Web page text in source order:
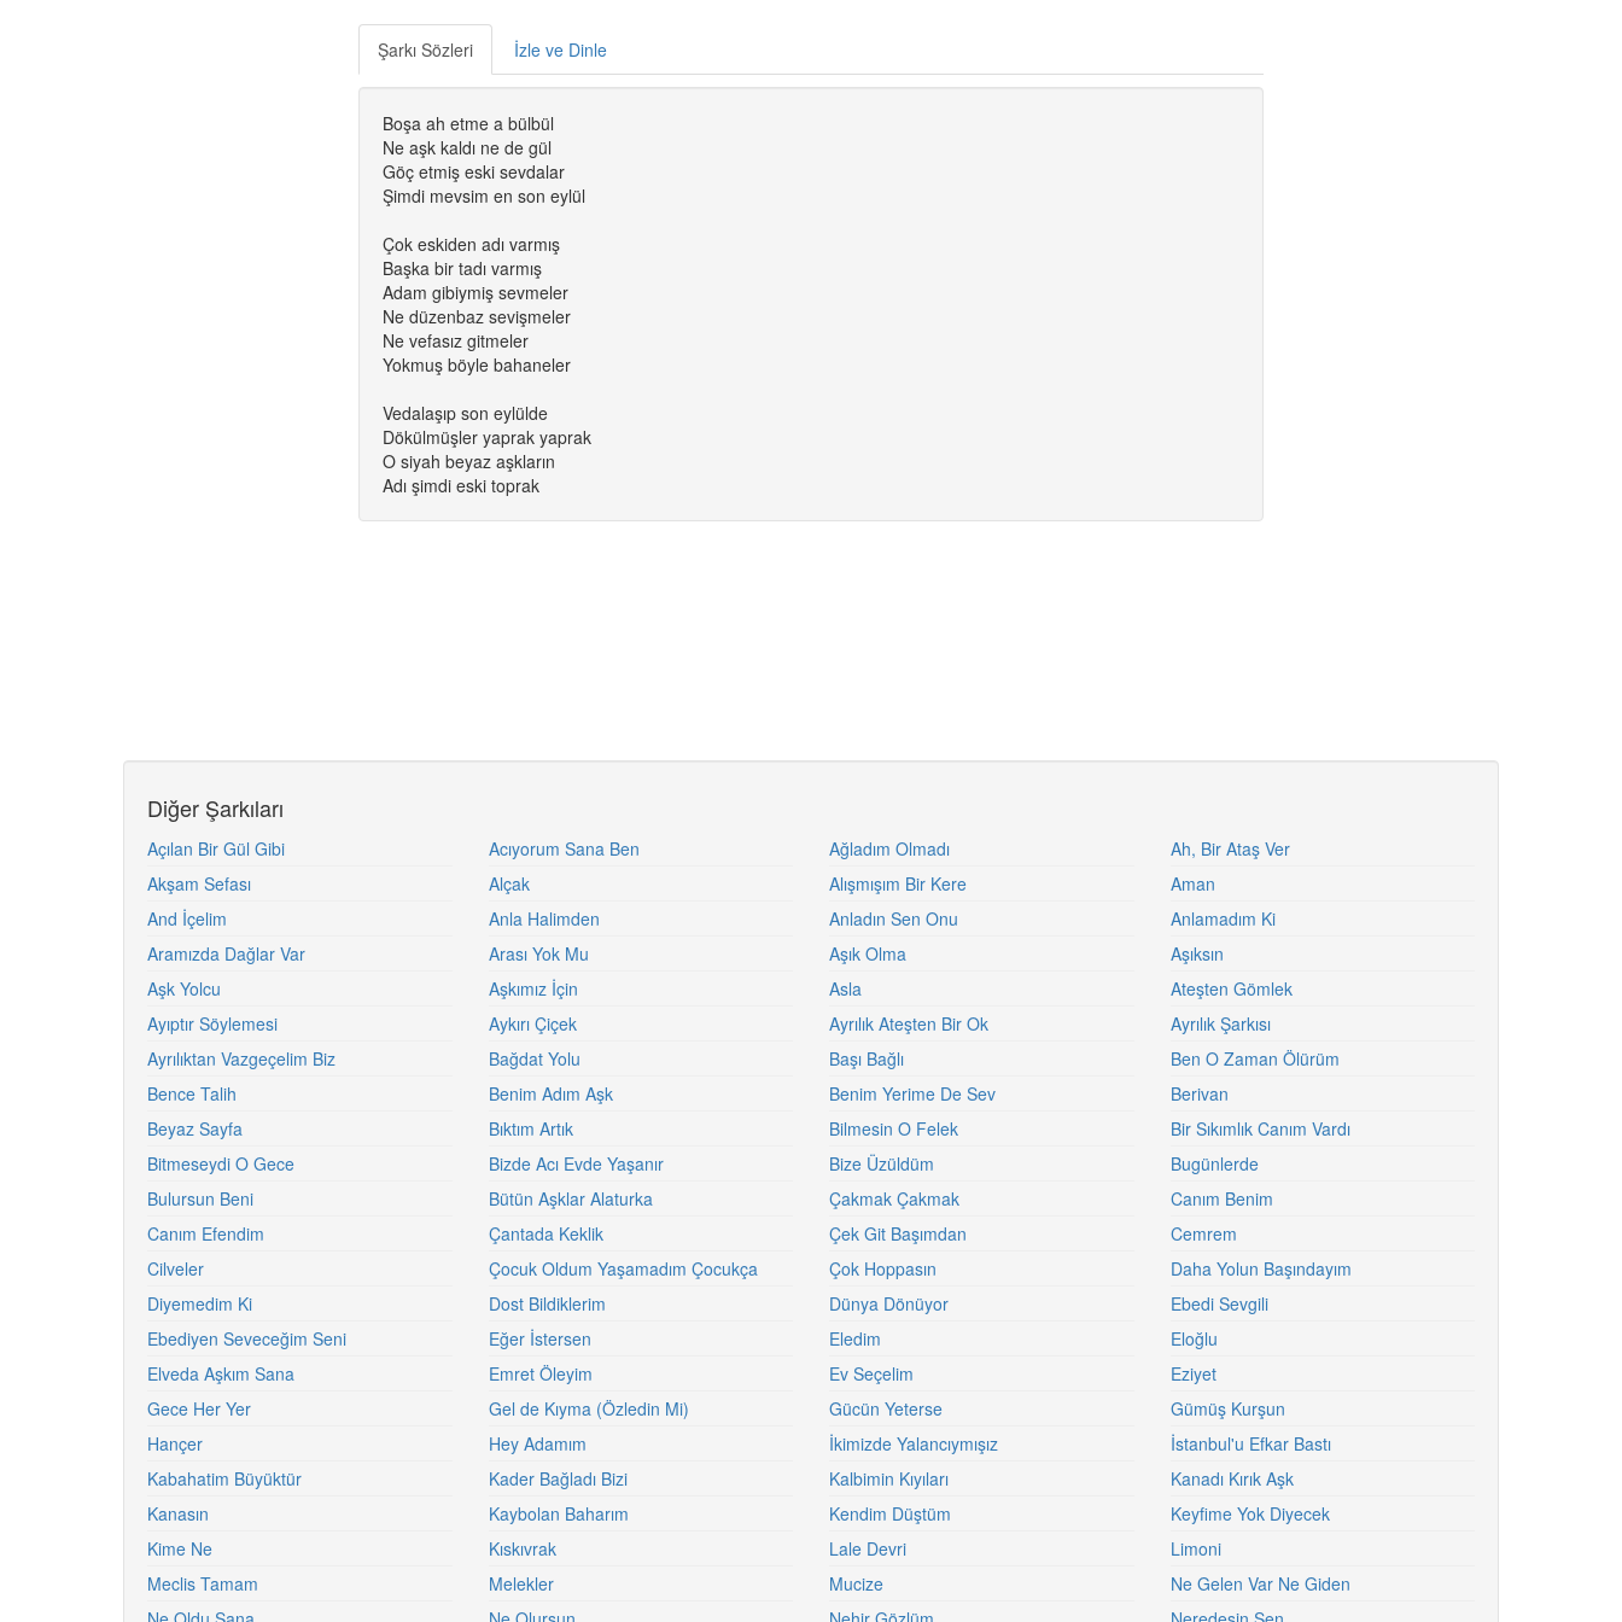
Şarkı Sözleri İzle ve Dinle
Boşa ah etme a bülbül
Ne aşk kaldı ne de gül
Göç etmiş eski sevdalar
Şimdi mevsim en son eylül
Çok eskiden adı varmış
Başka bir tadı varmış
Adam gibiymiş sevmeler
Ne düzenbaz sevişmeler
Ne vefasız gitmeler
Yokmuş böyle bahaneler
Vedalaşıp son eylülde
Dökülmüşler yaprak yaprak
O siyah beyaz aşkların
Adı şimdi eski toprak
Diğer Şarkıları
Açılan Bir Gül Gibi Acıyorum Sana Ben Ağladım Olmadı
Ah, Bir Ataş Ver
Akşam Sefası
Alçak Alışmışım Bir Kere
Aman
And İçelim
Anla Halimden Anladın Sen Onu
Anlamadım Ki
Aramızda Dağlar Var
Arası Yok Mu Aşık Olma
Aşıksın
Aşk Yolcu
Aşkımız İçin Asla
Ateşten Gömlek
Ayıptır Söylemesi
Aykırı Çiçek Ayrılık Ateşten Bir Ok
Ayrılık Şarkısı
Ayrılıktan Vazgeçelim Biz
Bağdat Yolu Başı Bağlı
Ben O Zaman Ölürüm
Bence Talih
Benim Adım Aşk Benim Yerime De Sev
Berivan
Beyaz Sayfa
Bıktım Artık Bilmesin O Felek
Bir Sıkımlık Canım Vardı
Bitmeseydi O Gece
Bizde Acı Evde Yaşanır Bize Üzüldüm
Bugünlerde
Bulursun Beni
Bütün Aşklar Alaturka Çakmak Çakmak
Canım Benim
Canım Efendim
Çantada Keklik Çek Git Başımdan
Cemrem
Cilveler
Çocuk Oldum Yaşamadım Çocukça Çok Hoppasın
Daha Yolun Başındayım
Diyemedim Ki
Dost Bildiklerim Dünya Dönüyor
Ebedi Sevgili
Ebediyen Seveceğim Seni
Eğer İstersen Eledim
Eloğlu
Elveda Aşkım Sana
Emret Öleyim Ev Seçelim
Eziyet
Gece Her Yer
Gel de Kıyma (Özledin Mi) Gücün Yeterse
Gümüş Kurşun
Hançer
Hey Adamım İkimizde Yalancıymışız
İstanbul'u Efkar Bastı
Kabahatim Büyüktür
Kader Bağladı Bizi Kalbimin Kıyıları
Kanadı Kırık Aşk
Kanasın
Kaybolan Baharım Kendim Düştüm
Keyfime Yok Diyecek
Kime Ne
Kıskıvrak Lale Devri
Limoni
Meclis Tamam
Melekler Mucize
Ne Gelen Var Ne Giden